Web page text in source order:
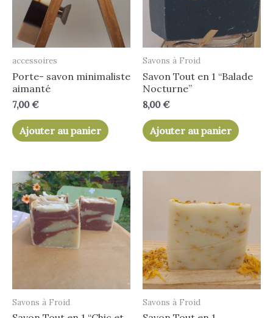
accessoires
Porte- savon minimaliste
aimanté
7,00€
Ajouter au panier
Savons à Froid
Savon Tout en 1 “Balade
Nocturne”
8,00€
Ajouter au panier
Savons à Froid Savons à Froid